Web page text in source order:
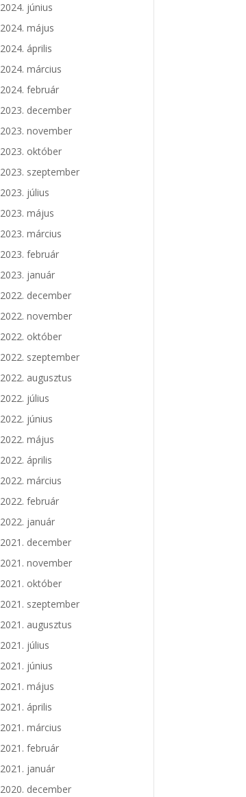
2024. június
2024. május
2024. április
2024. március
2024. február
2023. december
2023. november
2023. október
2023. szeptember
2023. július
2023. május
2023. március
2023. február
2023. január
2022. december
2022. november
2022. október
2022. szeptember
2022. augusztus
2022. július
2022. június
2022. május
2022. április
2022. március
2022. február
2022. január
2021. december
2021. november
2021. október
2021. szeptember
2021. augusztus
2021. július
2021. június
2021. május
2021. április
2021. március
2021. február
2021. január
2020. december